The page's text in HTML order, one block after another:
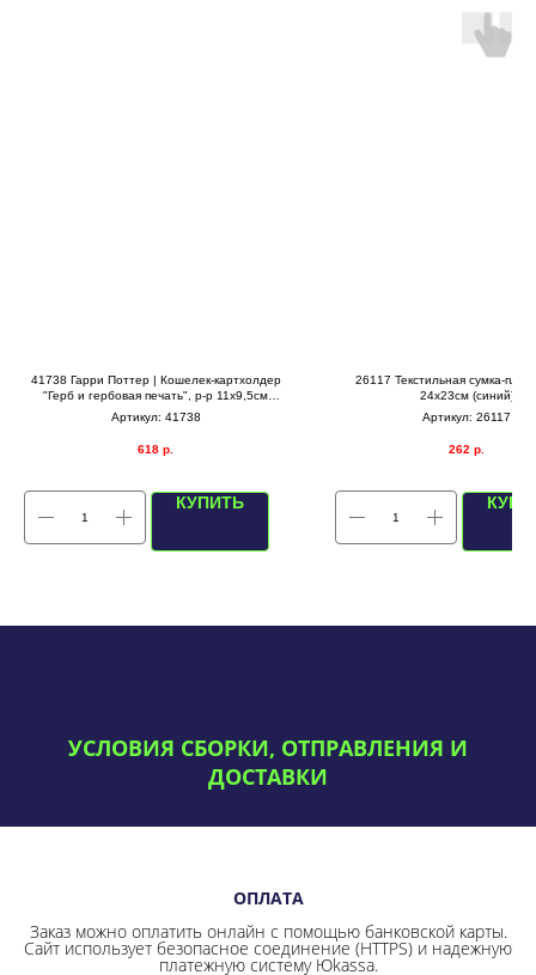
41738 Гарри Поттер | Кошелек-картхолдер
"Герб и гербовая печать", р-р 11х9,5см
(слоновая кость) В490
Артикул: 41738
618 р.
КУПИТЬ
26117 Текстильная сумка-
24х23см (синий)
Артикул: 26117
262 р.
УСЛОВИЯ СБОРКИ, ОТПРАВЛЕНИЯ И
ДОСТАВКИ
ОПЛАТА
Заказ можно оплатить онлайн с помощью банковской карты.
Сайт использует безопасное соединение (HTTPS) и надежную
платежную систему Юkassa.